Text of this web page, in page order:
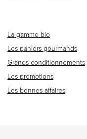
La gamme bio
Les paniers gourmands
Grands conditionnements
Les promotions
Les bonnes affaires